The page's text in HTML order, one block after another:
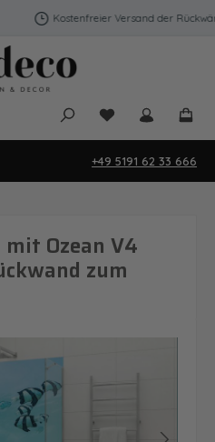
Kostenfreier Versand der
Du hast 0
+49 5191 62 33 666
Ozean V4
zum